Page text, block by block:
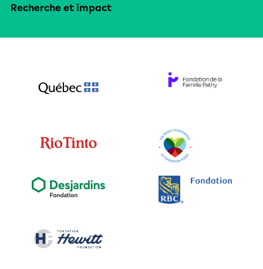
Recherche et impact